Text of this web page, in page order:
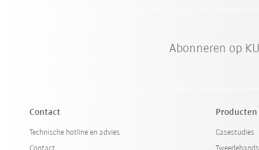
Abonneren op
Contact
Technische hotline en advies
Producten
Casestudies